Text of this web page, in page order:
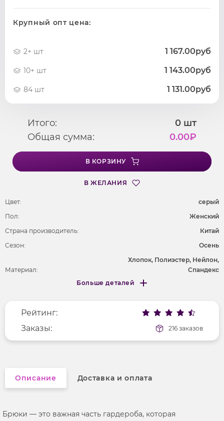
Крупный опт цена:
2+ шт 1 167.00руб
10+ шт 1 143.00руб
84 шт 1 131.00руб
Итого: 0 шт
Общая сумма:
0.00₽
В КОРЗИНУ
В ЖЕЛАНИЯ
Цвет:
серый
Пол:
Женский
Страна производитель:
Китай
Сезон:
Осень
Материал:
Хлопок, Полиэстер, Нейлон,
Спандекс
Фактура материала
текстильный
Больше деталей
Меньше деталей
Рейтинг:
Заказы:
216 заказов
Описание Доставка и оплата
Брюки — это важная часть гардероба, которая